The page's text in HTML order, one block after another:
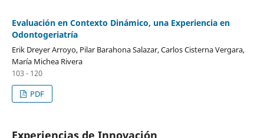
Evaluación en Contexto Dinámico, una Experiencia en
Odontogeriatría
Erik Dreyer Arroyo, Pilar Barahona Salazar, Carlos Cisterna Vergara,
María Michea Rivera
103 - 120
PDF
Experiencias de Innovación